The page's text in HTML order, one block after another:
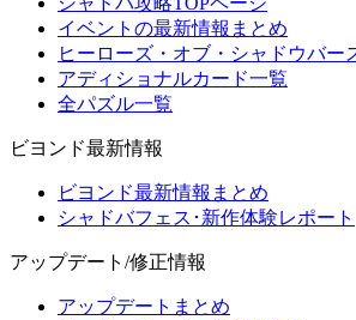
イベントの最新情報まとめ
ヒーローズ・オブ・シャドウバー
アディショナルカード一覧
全パズル一覧
ビヨンド最新情報
ビヨンド最新情報まとめ
シャドバフェス･新作体験レポート
アップデート/修正情報
アップデートまとめ